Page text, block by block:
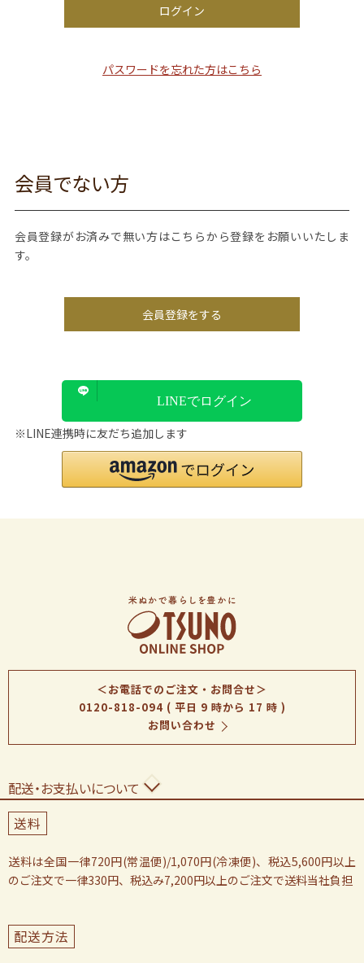
ログイン
パスワードを忘れた方はこちら
会員でない方
会員登録がお済みで無い方はこちらから登録をお願いいたしま
す。
会員登録をする
LINEでログイン
※LINE連携時に友だち追加します
＜お電話でのご注文・お問合せ＞
0120-818-094( 平日 9 時から 17 時 )
お問い合わせ
配送・お支払いについて
送料
送料は全国一律720円(常温便)/1,070円(冷凍便)、税込5,600円以上
のご注文で一律330円、税込み7,200円以上のご注文で送料当社負担
配送方法